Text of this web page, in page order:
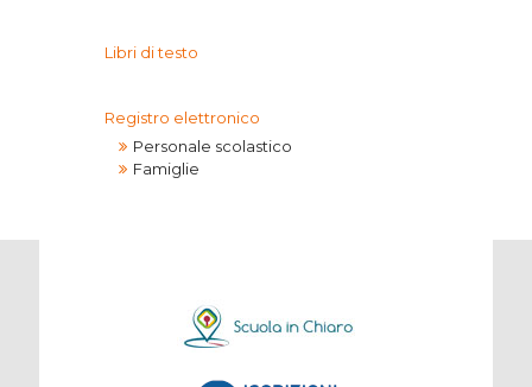
Libri di testo
Registro elettronico
Personale scolastico
Famiglie